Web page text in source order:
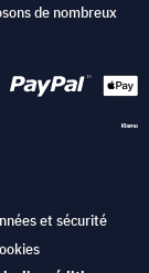
de nombreux
et sécurité